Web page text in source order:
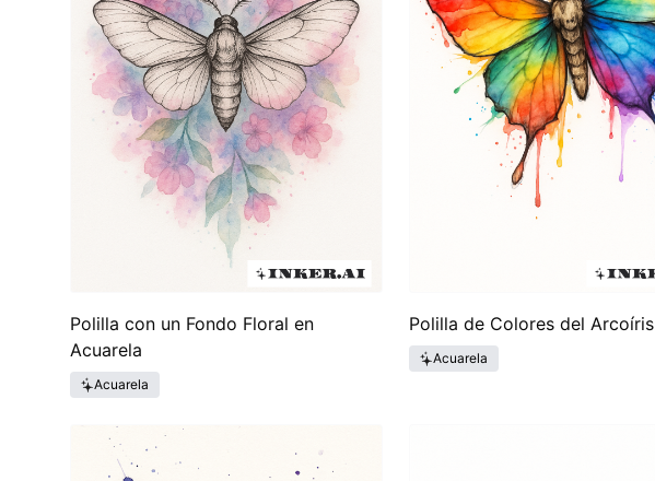
Polilla con un Fondo Floral en
Acuarela
Acuarela
Polilla de Colores del Arcoíris
Acuarela